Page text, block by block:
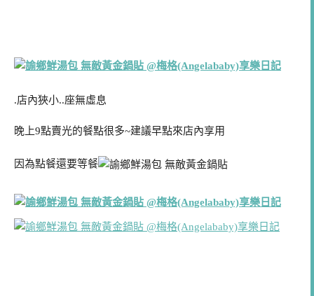
.店內狹小..座無虛息
晚上9點賣光的餐點很多~建議早點來店內享用
因為點餐還要等餐